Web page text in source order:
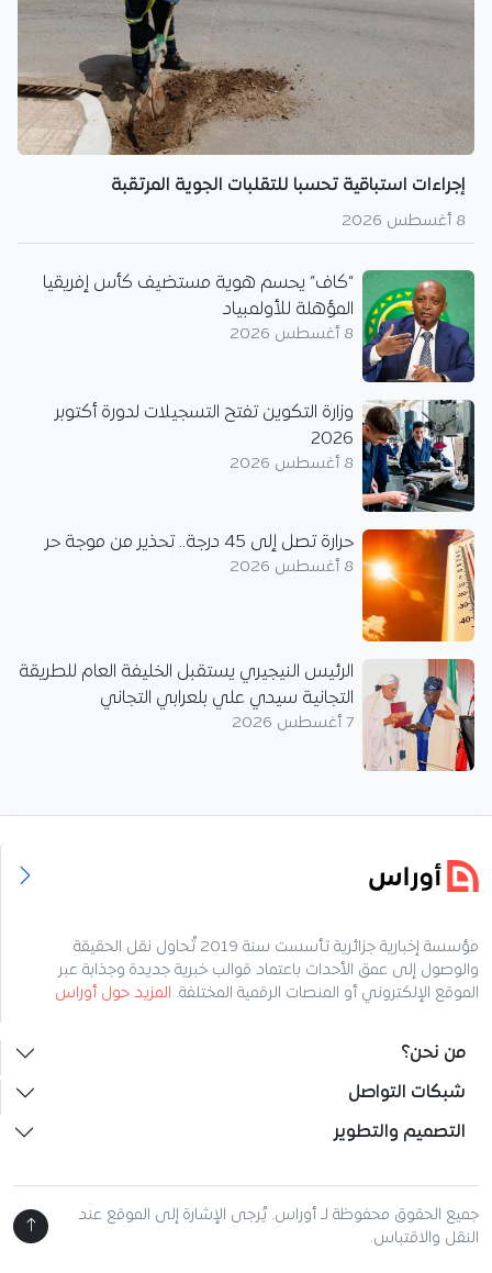
إجراءات استباقية تحسبا للتقلبات الجوية المرتقبة
8 أغسطس 2026
“كاف” يحسم هوية مستضيف كأس إفريقيا
المؤهلة للأولمبياد
8 أغسطس 2026
وزارة التكوين تفتح التسجيلات لدورة أكتوبر
2026
8 أغسطس 2026
حرارة تصل إلى 45 درجة.. تحذير من موجة حر
8 أغسطس 2026
الرئيس النيجيري يستقبل الخليفة العام للطريقة
التجانية سيدي علي بلعرابي التجاني
7 أغسطس 2026
مؤسسة إخبارية جزائرية تأسست سنة 2019 تُحاول نقل الحقيقة
والوصول إلى عمق الأحداث باعتماد قوالب خبرية جديدة وجذابة عبر
الموقع الإلكتروني أو المنصات الرقمية المختلفة. المزيد حول أوراس
من نحن؟
شبكات التواصل
التصميم والتطوير
جميع الحقوق محفوظة لـ أوراس. يُرجى الإشارة إلى الموقع عند
النقل والاقتباس.